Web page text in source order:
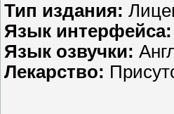
Тип издания:
Язык интерфейса:
Язык озвучки:
Лекарство: